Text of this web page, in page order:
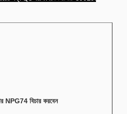
NPG74 বিচার করবেন